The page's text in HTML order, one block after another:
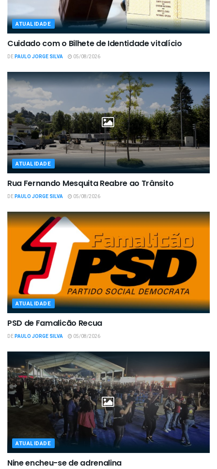
ATUALIDADE
Cuidado com o Bilhete de Identidade vitalício
DEPAULO JORGE SILVA 05/08/2026
ATUALIDADE
Rua Fernando Mesquita Reabre ao Trânsito
DEPAULO JORGE SILVA 05/08/2026
ATUALIDADE
PSD de Famalicão Recua
DEPAULO JORGE SILVA 05/08/2026
ATUALIDADE
Nine encheu-se de adrenalina